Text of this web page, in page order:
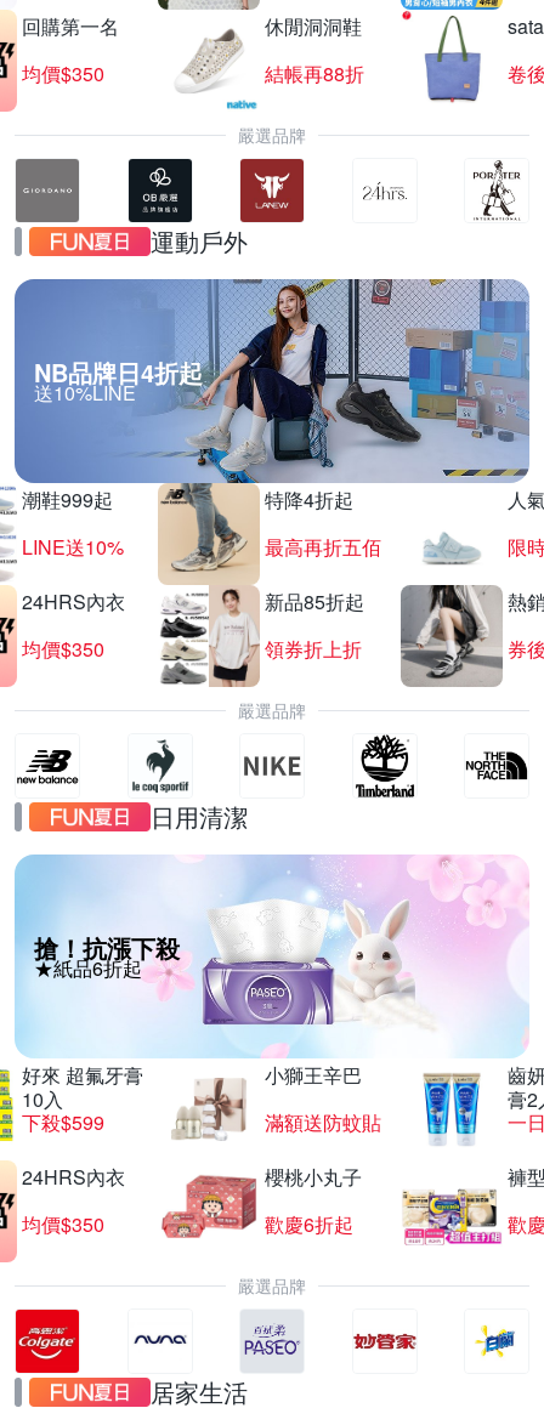
回購第一名
均價$350
休閒洞洞鞋
結帳再88折
卷
嚴選品牌
運動戶外
NB品牌日4折起
送10%LINE
潮鞋999起
LINE送10%
特降4折起
最高再折五佰
人
限
24HRS內衣
均價$350
新品85折起
領券折上折
熱
券
嚴選品牌
日用清潔
搶！抗漲下殺
★紙品6折起
好來 超氟牙膏
10入
下殺$599
小獅王辛巴
滿額送防蚊貼
齒
膏2
一
24HRS內衣
均價$350
櫻桃小丸子
歡慶6折起
褲
歡
嚴選品牌
居家生活